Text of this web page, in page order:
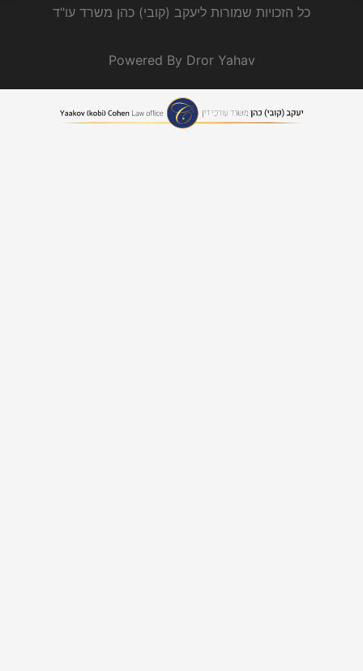
כל הזכויות שמורות ליעקב (קובי) כהן משרד עו"ד
Powered By Dror Yahav